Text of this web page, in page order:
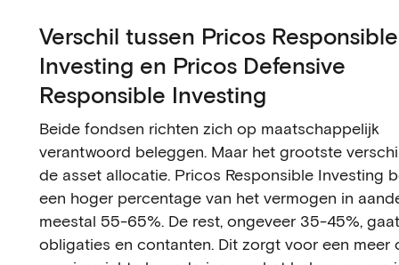
Verschil tussen Pricos Responsible
Investing en Pricos Defensive
Responsible Investing
Beide fondsen richten zich op maatschappelijk
verantwoord beleggen. Maar het grootste
de asset allocatie. Pricos Responsible Investing
een hoger percentage van het vermogen in
meestal 55-65%. De rest, ongeveer 35-45%,
obligaties en contanten. Dit zorgt voor een meer